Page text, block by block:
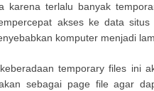
karena terlalu banyak
akses ke data
komputer menjadi
temporary files ini
sebagai page file agar